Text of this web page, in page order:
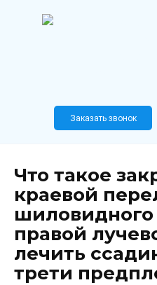
Заказать звонок
Что такое
краевой
шиловидного
правой
лечить
трети